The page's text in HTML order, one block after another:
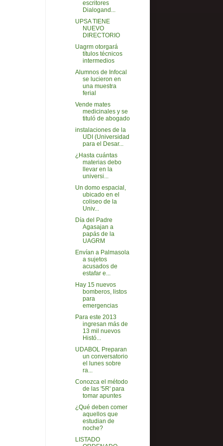
escritores
Dialogand...
UPSA TIENE
NUEVO
DIRECTORIO
Uagrm otorgará
títulos técnicos
intermedios
Alumnos de Infocal
se lucieron en
una muestra
ferial
Vende mates
medicinales y se
tituló de abogado
instalaciones de la
UDI (Universidad
para el Desar...
¿Hasta cuántas
materias debo
llevar en la
universi...
Un domo espacial,
ubicado en el
coliseo de la
Univ...
Día del Padre
Agasajan a
papás de la
UAGRM
Envían a Palmasola
a sujetos
acusados de
estafar e...
Hay 15 nuevos
bomberos, listos
para
emergencias
Para este 2013
ingresan más de
13 mil nuevos
Histó...
UDABOL Preparan
un conversatorio
el lunes sobre
ra...
Conozca el método
de las '5R' para
tomar apuntes
¿Qué deben comer
aquellos que
estudian de
noche?
LISTADO